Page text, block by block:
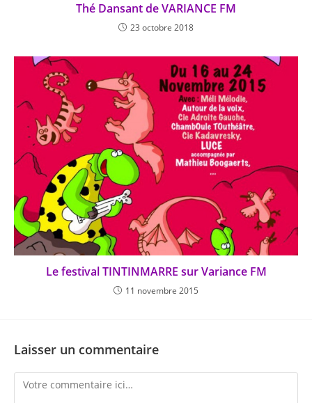
Thé Dansant de VARIANCE FM
23 octobre 2018
Le festival TINTINMARRE sur Variance FM
11 novembre 2015
Laisser un commentaire